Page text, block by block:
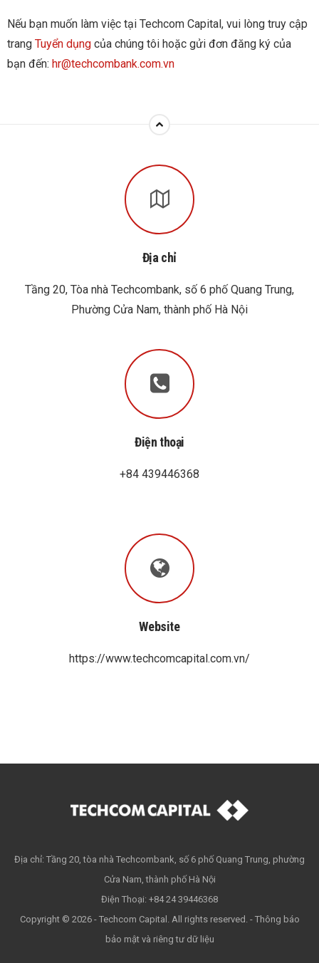
Nếu bạn muốn làm việc tại Techcom Capital, vui lòng truy cập
trang Tuyển dụng của chúng tôi hoặc gửi đơn đăng ký của
bạn đến: hr@techcombank.com.vn
Địa chỉ
Tầng 20, Tòa nhà Techcombank, số 6 phố Quang Trung,
Phường Cửa Nam, thành phố Hà Nội
Điện thoại
+84 439446368
Website
https://www.techcomcapital.com.vn/
Địa chỉ: Tầng 20, tòa nhà Techcombank, số 6 phố Quang Trung, phường
Cửa Nam, thành phố Hà Nội
Điện Thoại: +84 24 39446368
Copyright © 2026 - Techcom Capital. All rights reserved. - Thông báo
bảo mật và riêng tư dữ liệu